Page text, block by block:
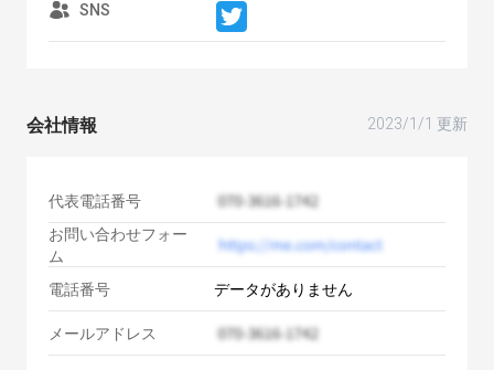
SNS
会社情報 2023/1/1 更新
代表電話番号
お問い合わせフォー
ム
電話番号
データがありません
メールアドレス